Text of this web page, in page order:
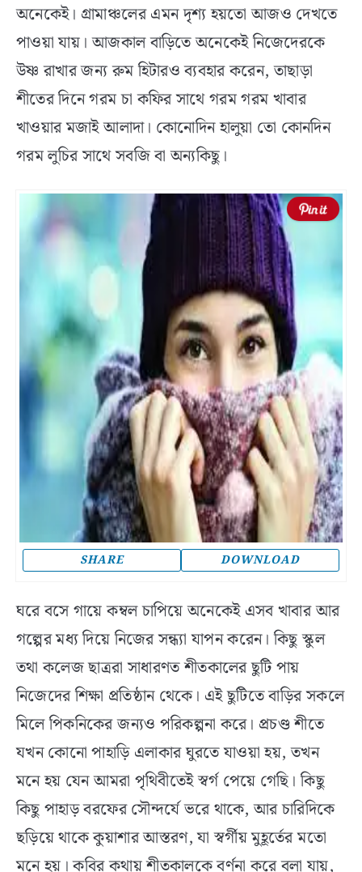
অনেকেই। গ্রামাঞ্চলের এমন দৃশ্য হয়তো আজও দেখতে
পাওয়া যায়। আজকাল বাড়িতে অনেকেই নিজেদেরকে
উষ্ণ রাখার জন্য রুম হিটারও ব্যবহার করেন, তাছাড়া
শীতের দিনে গরম চা কফির সাথে গরম গরম খাবার
খাওয়ার মজাই আলাদা। কোনোদিন হালুয়া তো কোনদিন
গরম লুচির সাথে সবজি বা অন্যকিছু।
SHARE DOWNLOAD
ঘরে বসে গায়ে কম্বল চাপিয়ে অনেকেই এসব খাবার আর
গল্পের মধ্য দিয়ে নিজের সন্ধ্যা যাপন করেন। কিছু স্কুল
তথা কলেজ ছাত্ররা সাধারণত শীতকালের ছুটি পায়
নিজেদের শিক্ষা প্রতিষ্ঠান থেকে। এই ছুটিতে বাড়ির সকলে
মিলে পিকনিকের জন্যও পরিকল্পনা করে। প্রচণ্ড শীতে
যখন কোনো পাহাড়ি এলাকার ঘুরতে যাওয়া হয়, তখন
মনে হয় যেন আমরা পৃথিবীতেই স্বর্গ পেয়ে গেছি। কিছু
কিছু পাহাড় বরফের সৌন্দর্যে ভরে থাকে, আর চারিদিকে
ছড়িয়ে থাকে কুয়াশার আস্তরণ, যা স্বর্গীয় মুহূর্তের মতো
মনে হয়। কবির কথায় শীতকালকে বর্ণনা করে বলা যায়,